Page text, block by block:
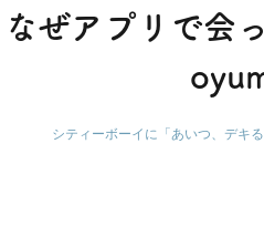
ぜアプリで会
シティーボーイに「あいつ、デキ